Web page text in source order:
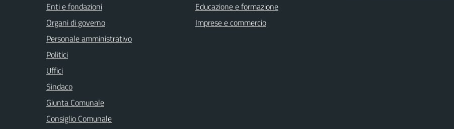
Enti e fondazioni
Organi di governo
Personale amministrativo
Politici
Uffici
Sindaco
Giunta Comunale
Consiglio Comunale
Educazione e formazione
Imprese e commercio